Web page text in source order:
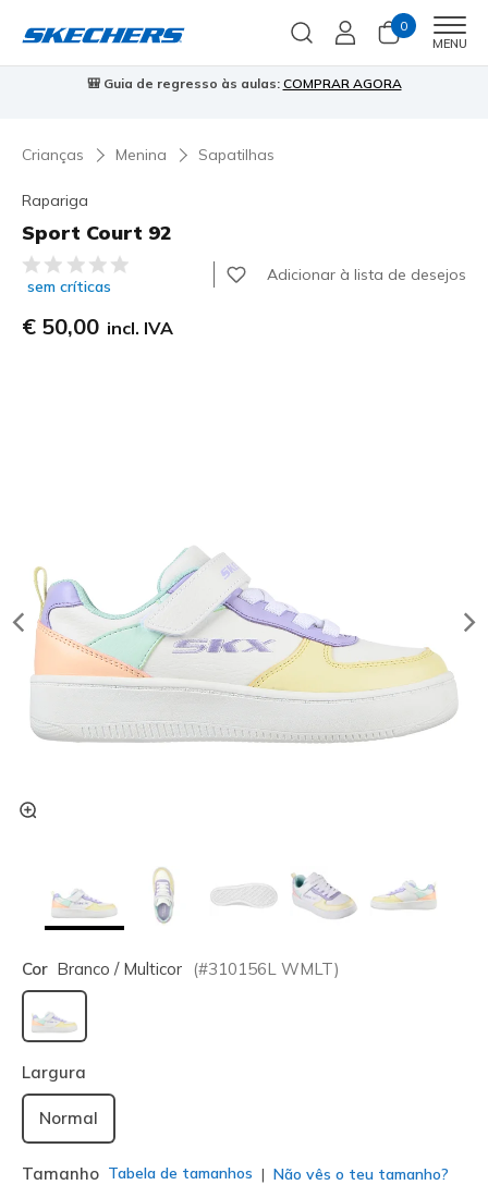
0
MENU
🎒 Guia de regresso às aulas: COMPRAR AGORA
Crianças Menina Sapatilhas
Rapariga
Sport Court 92
5 de 5 – Classificação do cliente
sem críticas
Adicionar à lista de desejos
€ 50,00 incl. IVA
Cor Branco / Multicor (#310156L WMLT)
selecionado
Largura
Normal
Tamanho Tabela de tamanhos Não vês o teu tamanho?